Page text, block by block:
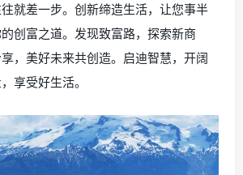
就差一步。创新缔造生活，让您事半
创富之道。发现致富路，探索新商
，美好未来共创造。启迪智慧，开阔
享受好生活。